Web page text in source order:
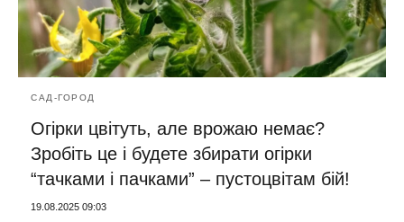
САД-ГОРОД
Огірки цвітуть, але врожаю немає?
Зробіть це і будете збирати огірки
“тачками і пачками” – пустоцвітам бій!
19.08.2025 09:03